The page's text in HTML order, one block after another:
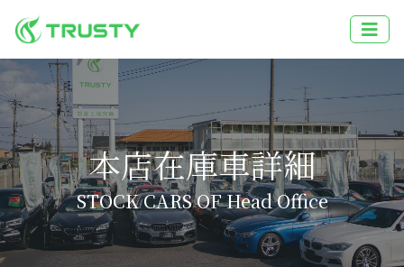
本店在庫車詳細
STOCK CARS OF Head Office